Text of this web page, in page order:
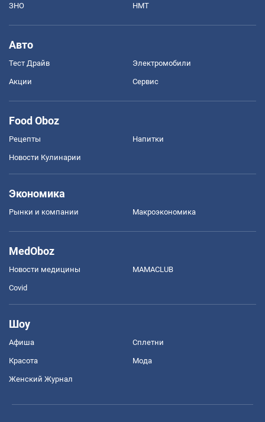
ЗНО НМТ
Авто
Тест Драйв Электромобили
Акции Сервис
Food Oboz
Рецепты Напитки
Новости Кулинарии
Экономика
Рынки и компании Mакроэкономика
MedOboz
Новости медицины MAMACLUB
Covid
Шоу
Афиша Сплетни
Красота Мода
Женский Журнал